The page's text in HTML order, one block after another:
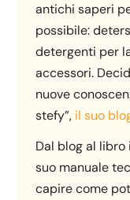
antichi saperi
possibile:
detergenti per
accessori.
nuove
stefy”, il suo
Dal blog al
suo manuale
capire come